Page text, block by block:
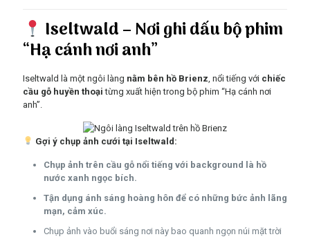
Iseltwald – Nơi ghi dấu bộ phim
“Hạ cánh nơi anh”
Iseltwald là một ngôi làng nằm bên hồ Brienz, nổi tiếng với chiếc
cầu gỗ huyền thoại từng xuất hiện trong bộ phim “Hạ cánh nơi
anh”.
Gợi ý chụp ảnh cưới tại Iseltwald:
Chụp ảnh trên cầu gỗ nổi tiếng với background là hồ
nước xanh ngọc bích.
Tận dụng ánh sáng hoàng hôn để có những bức ảnh lãng
mạn, cảm xúc.
Chụp ảnh vào buổi sáng nơi này bao quanh ngọn núi mặt trời